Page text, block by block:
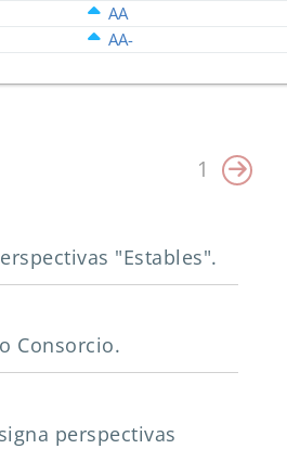
AA
AA-
1
"Estables".
Consorcio.
perspectivas